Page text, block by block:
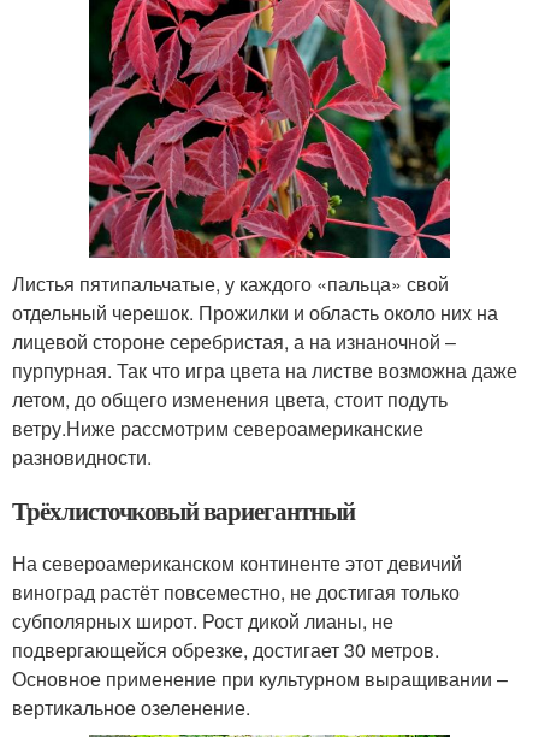
Листья пятипальчатые, у каждого «пальца» свой
отдельный черешок. Прожилки и область около них на
лицевой стороне серебристая, а на изнаночной –
пурпурная. Так что игра цвета на листве возможна даже
летом, до общего изменения цвета, стоит подуть
ветру.Ниже рассмотрим североамериканские
разновидности.
Трёхлисточковый вариегантный
На североамериканском континенте этот девичий
виноград растёт повсеместно, не достигая только
субполярных широт. Рост дикой лианы, не
подвергающейся обрезке, достигает 30 метров.
Основное применение при культурном выращивании –
вертикальное озеленение.